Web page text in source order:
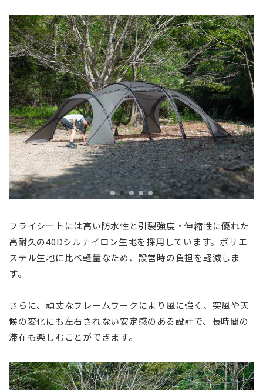
フライシートには高い防水性と引裂強度・伸縮性に優れた
高耐久の40Dシルナイロン生地を採用しています。ポリエ
ステル生地に比べ軽量なため、設営時の負担を軽減しま
す。
さらに、頑丈なフレームワークにより風に強く、突風や天
候の変化にも左右されない安定感のある設計で、長時間の
滞在も楽しむことができます。